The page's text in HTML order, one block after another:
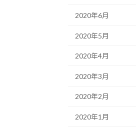
2020年6月
2020年5月
2020年4月
2020年3月
2020年2月
2020年1月